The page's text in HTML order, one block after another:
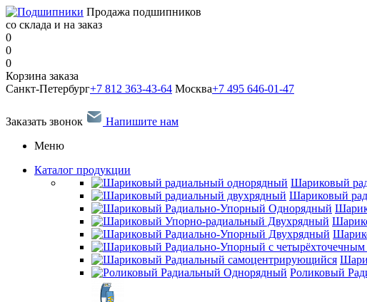
Продажа подшипников
со склада и на заказ
0
0
0
Корзина заказа
Санкт-Петербург+7 812 363-43-64 Москва+7 495 646-01-47
Заказать звонок
Напишите нам
Меню
Каталог продукции
Шариковый
Шариковый
Роликовый